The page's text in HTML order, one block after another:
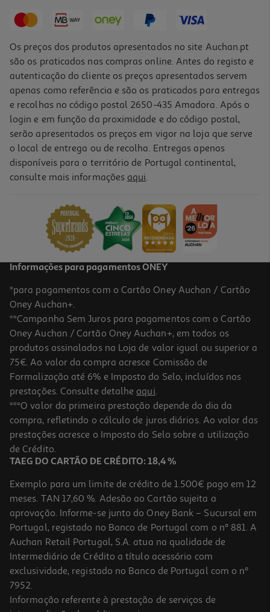
Alojamento Odisseias 3 Dias Hotéis & Spa Com Jantar
249,90 €
Alojamento Odisseias - Fugas A Dois
49.9 €/un
49,90 €
Os preços dos produtos apresentados no site Auchan.pt
são os praticados nas compras online. Antes do registo e
autenticação do cliente os preços apresentados servem
apenas como referência e são os praticados para entregas
e recolhas no código postal 2650-435 Amadora. Após o
login e em função da proximidade e do código postal,
serão apresentados os preços em vigor na loja que serve
o local de entrega ou de recolha. Entregas apenas
disponíveis para o território de Portugal continental,
consulte mais informações aqui.
Informações para pagamentos ONEY
*para pagamentos com o Cartão Oney Auchan / Cartão
Oney Auchan+.
**Campanha Sem Juros para pagamentos com o Cartão
Oney Auchan / Cartão Oney Auchan+, em todos os
produtos assinalados na Loja de valor igual ou superior a
75€. Ao valor da compra acresce Comissão de
Formalização até 6% e Imposto do Selo, incluídos nas
prestações. Consulte detalhe aqui.
***O valor da primeira prestação depende do dia da
compra, refletindo o cálculo de juros diários. Ao valor das
prestações acresce o Imposto do Selo sobre a utilização
de Crédito.
TAEG DO CARTÃO DE CRÉDITO: 18,4 %
Exemplo para um limite de crédito de 1.500€ pago em 12
meses. TAN 17,60 %. Adesão ao Cartão sujeita a
aprovação. Informe-se junto do Oney Bank – Sucursal em
Portugal, registado no Banco de Portugal com o nº 881. A
Auchan Retail Portugal, S.A. atua na qualidade de
Intermediário de Crédito a título acessório com
exclusividade, registado no Banco de Portugal com o nº
7952.
Informação referente à prestação de serviços de